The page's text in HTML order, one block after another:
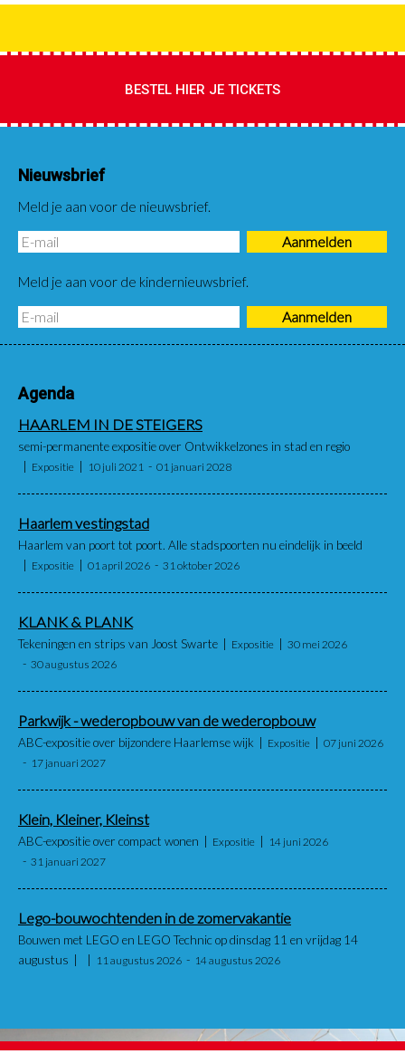
BESTEL HIER JE TICKETS
Nieuwsbrief
Meld je aan voor de nieuwsbrief.
Meld je aan voor de kindernieuwsbrief.
Agenda
HAARLEM IN DE STEIGERS
semi-permanente expositie over Ontwikkelzones in stad en regio
Expositie 10 juli 2021 01 januari 2028
Haarlem vestingstad
Haarlem van poort tot poort. Alle stadspoorten nu eindelijk in beeld
Expositie 01 april 2026 31 oktober 2026
KLANK & PLANK
Tekeningen en strips van Joost Swarte Expositie
30 mei 2026
30 augustus 2026
Parkwijk - wederopbouw van de wederopbouw
ABC-expositie over bijzondere Haarlemse wijk Expositie
07 juni 2026
17 januari 2027
Klein, Kleiner, Kleinst
ABC-expositie over compact wonen Expositie
14 juni 2026
31 januari 2027
Lego-bouwochtenden in de zomervakantie
Bouwen met LEGO en LEGO Technic op dinsdag 11 en vrijdag 14
augustus
11 augustus 2026 14 augustus 2026